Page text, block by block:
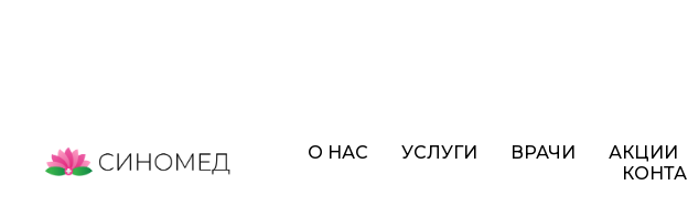
О НАС УСЛУГИ ВРАЧИ АКЦИИ